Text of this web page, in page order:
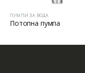
ВОДА
пумпа